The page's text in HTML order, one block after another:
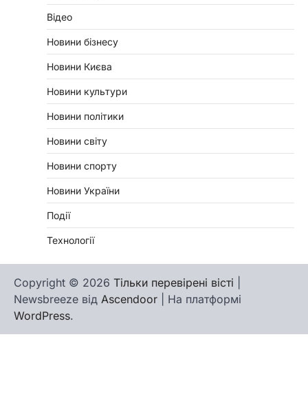
Відео
Новини бізнесу
Новини Києва
Новини культури
Новини політики
Новини світу
Новини спорту
Новини України
Події
Технології
Copyright © 2026 Тільки перевірені вісті
Newsbreeze від Ascendoor | На платформі
WordPress.